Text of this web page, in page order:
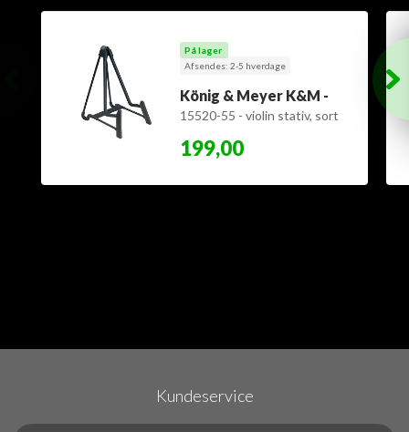
På lager
Afsendes: 2-5 hverdage
König & Meyer K&M -
15520-55 - violin stativ, sort
199,00
Kundeservice